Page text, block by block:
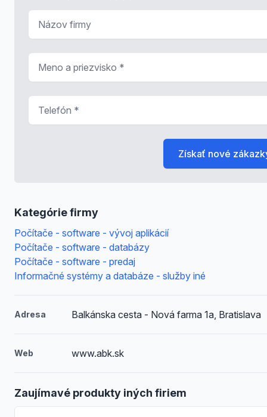
Kategórie firmy
Počítače - software - vývoj aplikácií
Počítače - software - databázy
Počítače - software - predaj
Informačné systémy a databáze - služby iné
Adresa Balkánska cesta - Nová farma 1a, Bratislava
Web www.abk.sk
Zaujímavé produkty iných firiem
Získať nové